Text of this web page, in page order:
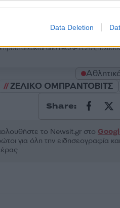
Data Deletion
Υποβολή
προστατεύεται από reCAPTCHA,
ΖΕΛΙΚΟ ΟΜΠΡΑΝΤΟΒΙΤΣ
Share:
το Νewsit.gr στο
για όλη την ειδησεογραφία